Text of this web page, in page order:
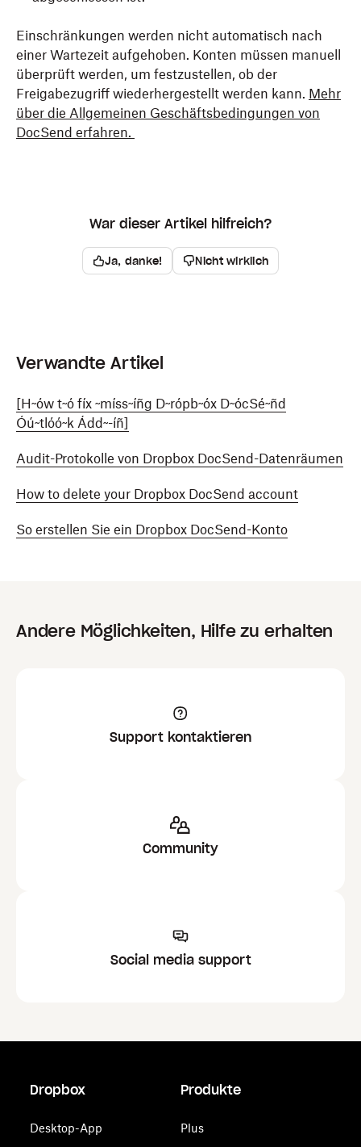
Einschränkungen werden nicht automatisch nach
einer Wartezeit aufgehoben. Konten müssen manuell
überprüft werden, um festzustellen, ob der
Freigabezugriff wiederhergestellt werden kann. Mehr
über die Allgemeinen Geschäftsbedingungen von
DocSend erfahren.
War dieser Artikel hilfreich?
Ja, danke! Nicht wirklich
Verwandte Artikel
[H~ów t~ó fíx ~míss~íñg D~rópb~óx D~ócSé~ñd
Óú~tlóó~k Ádd~-íñ]
Audit-Protokolle von Dropbox DocSend-Datenräumen
How to delete your Dropbox DocSend account
So erstellen Sie ein Dropbox DocSend-Konto
Andere Möglichkeiten, Hilfe zu erhalten
Support kontaktieren
Community
Social media support
Dropbox
Desktop-App
Produkte
Plus